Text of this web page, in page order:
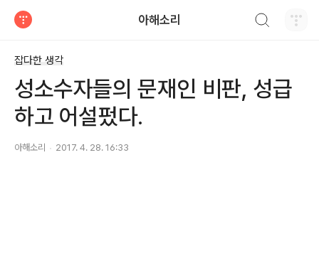
아해소리
잡다한 생각
성소수자들의 문재인 비판, 성급
하고 어설펐다.
아해소리 2017. 4. 28. 16:33